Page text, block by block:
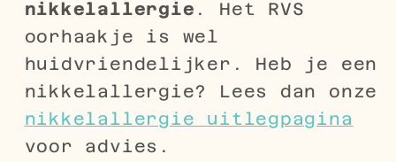
nikkelallergie . Het RVS
oorhaakje is wel
huidvriendelijker. Heb je een
nikkelallergie? Lees dan onze
nikkelallergie uitlegpagina
voor advies.